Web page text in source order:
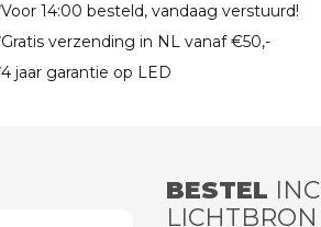
Voor 14:00 besteld, vandaag verstuurd!
Gratis verzending in NL vanaf €50,-
4 jaar garantie op LED
BESTEL